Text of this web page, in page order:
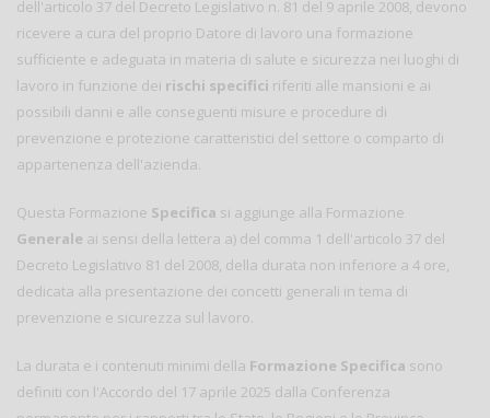
dell'articolo 37 del Decreto Legislativo n. 81 del 9 aprile 2008, devono
ricevere a cura del proprio Datore di lavoro una formazione
sufficiente e adeguata in materia di salute e sicurezza nei luoghi di
lavoro in funzione dei rischi specifici riferiti alle mansioni e ai
possibili danni e alle conseguenti misure e procedure di
prevenzione e protezione caratteristici del settore o comparto di
appartenenza dell'azienda.
Questa Formazione Specifica si aggiunge alla Formazione
Generale ai sensi della lettera a) del comma 1 dell'articolo 37 del
Decreto Legislativo 81 del 2008, della durata non inferiore a 4 ore,
dedicata alla presentazione dei concetti generali in tema di
prevenzione e sicurezza sul lavoro.
La durata e i contenuti minimi della Formazione Specifica sono
definiti con l'Accordo del 17 aprile 2025 dalla Conferenza